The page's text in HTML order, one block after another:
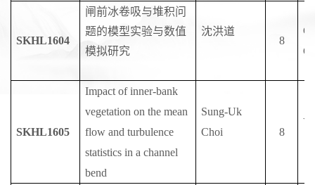
SKHL1604
闸前冰卷吸与堆积问
题的模型实验与数值
模拟研究
沈洪道
8
SKHL1605
Impact of inner-bank
vegetation on the mean
flow and turbulence
statistics in a channel
bend
Sung-Uk
Choi
8